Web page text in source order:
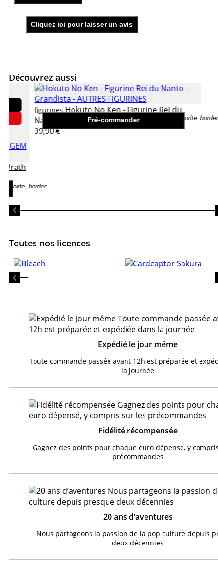
Cliquez ici pour laisser un avis
Découvrez aussi
favorite_border
Wrath
Pré-commander favorite_border
figurinesHokuto No Ken - Figurine Rei du
Nanto - Grandista
39,90 €
Toutes nos licences
Expédié le jour même
Toute commande passée avant 12h est préparée et
la journée
Fidélité récompensée
Gagnez des points pour chaque euro dépensé, y
précommandes
20 ans d’aventures
Nous partageons la passion de la pop culture depuis
deux décennies